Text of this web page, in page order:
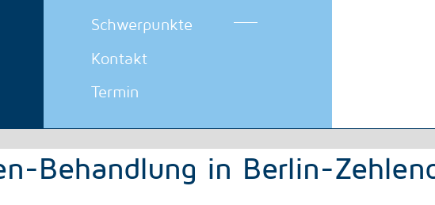
Schwerpunkte
Kontakt
Termin
Behandlung in Berlin-